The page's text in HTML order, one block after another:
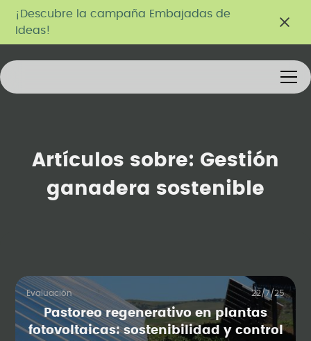
¡Descubre la campaña Embajadas de
Ideas!
Artículos sobre: Gestión
ganadera sostenible
Evaluación 22/7/25
Pastoreo regenerativo en plantas
fotovoltaicas: sostenibilidad y control